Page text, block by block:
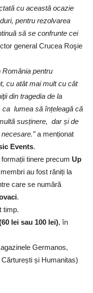
cu această ocazie
pentru rezolvarea
să se confrunte cei
general Crucea Roşie
pentru
cu atât mai mult cu cât
din tragedia de la
lumea să înțeleagă că
susținere, dar și de
a menționat
Events.
tinere precum Up
au fost răniți la
care se numără
.
timp.
lei sau 100 lei), în
Germanos,
și Humanitas)